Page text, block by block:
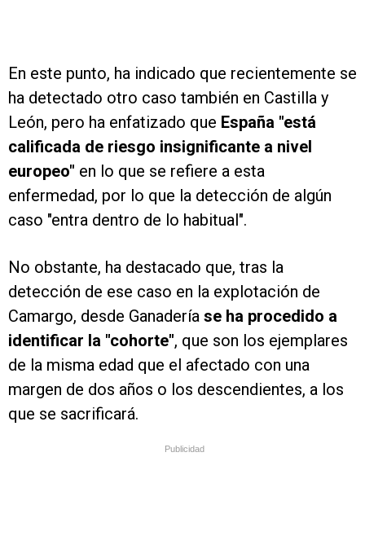
En este punto, ha indicado que recientemente se
ha detectado otro caso también en Castilla y
León, pero ha enfatizado que España "está
calificada de riesgo insignificante a nivel
europeo" en lo que se refiere a esta
enfermedad, por lo que la detección de algún
caso "entra dentro de lo habitual".
No obstante, ha destacado que, tras la
detección de ese caso en la explotación de
Camargo, desde Ganadería se ha procedido a
identificar la "cohorte", que son los ejemplares
de la misma edad que el afectado con una
margen de dos años o los descendientes, a los
que se sacrificará.
Publicidad